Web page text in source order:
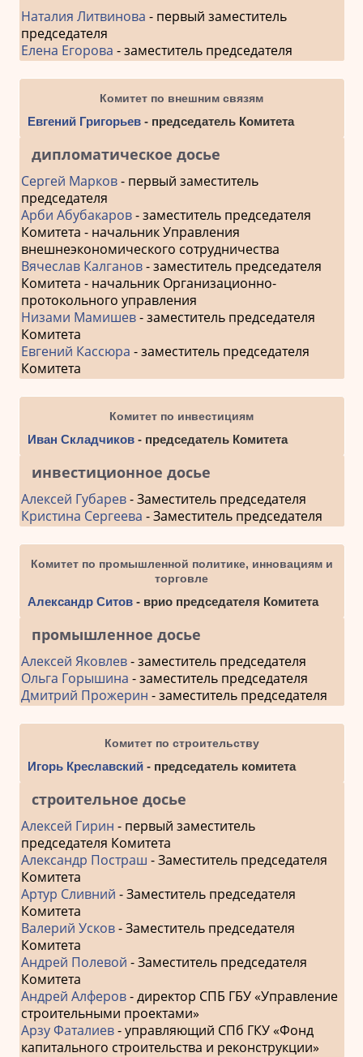
Наталия Литвинова - первый заместитель
председателя
Елена Егорова - заместитель председателя
Комитет по внешним связям
Евгений Григорьев- председатель Комитета
дипломатическое досье
Сергей Марков- первый заместитель
председателя
Арби Абубакаров- заместитель председателя
Комитета - начальник Управления
внешнеэкономического сотрудничества
Вячеслав Калганов- заместитель председателя
Комитета - начальник Организационно-
протокольного управления
Низами Мамишев- заместитель председателя
Комитета
Евгений Кассюра - заместитель председателя
Комитета
Комитет по инвестициям
Иван Складчиков- председатель Комитета
инвестиционное досье
Алексей Губарев- Заместитель председателя
Кристина Сергеева - Заместитель председателя
Комитет по промышленной политике, инновациям и
торговле
Александр Ситов- врио председателя Комитета
промышленное досье
Алексей Яковлев- заместитель председателя
Ольга Горышина - заместитель председателя
Дмитрий Прожерин - заместитель председателя
Комитет по строительству
Игорь Креславский - председатель комитета
строительное досье
Алексей Гирин - первый заместитель
председателя Комитета
Александр Постраш - Заместитель председателя
Комитета
Артур Сливний - Заместитель председателя
Комитета
Валерий Усков- Заместитель председателя
Комитета
Андрей Полевой - Заместитель председателя
Комитета
Андрей Алферов- директор СПБ ГБУ «Управление
строительными проектами»
Арзу Фаталиев- управляющий СПб ГКУ «Фонд
капитального строительства и реконструкции»